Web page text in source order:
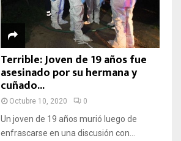
Terrible: Joven de 19 años fue
asesinado por su hermana y
cuñado...
Octubre 10, 2020 0
Un joven de 19 años murió luego de
enfrascarse en una discusión con...